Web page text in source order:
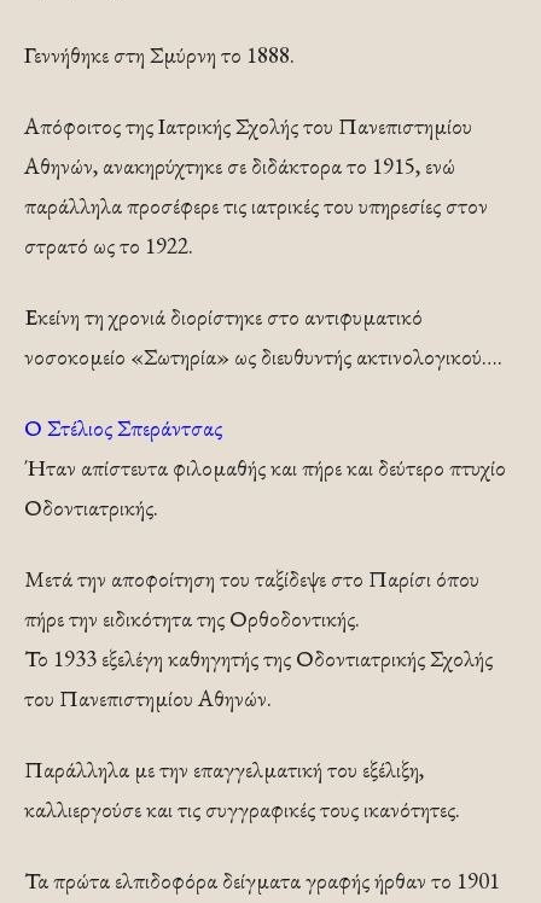
Γεννήθηκε στη Σμύρνη το 1888.
Απόφοιτος της Ιατρικής Σχολής του Πανεπιστημίου
Αθηνών, ανακηρύχτηκε σε διδάκτορα το 1915, ενώ
παράλληλα προσέφερε τις ιατρικές του υπηρεσίες στον
στρατό ως το 1922.
Εκείνη τη χρονιά διορίστηκε στο αντιφυματικό
νοσοκομείο «Σωτηρία» ως διευθυντής ακτινολογικού….
Ο Στέλιος Σπεράντσας
Ήταν απίστευτα φιλομαθής και πήρε και δεύτερο πτυχίο
Οδοντιατρικής.
Μετά την αποφοίτηση του ταξίδεψε στο Παρίσι όπου
πήρε την ειδικότητα της Ορθοδοντικής.
Το 1933 εξελέγη καθηγητής της Οδοντιατρικής Σχολής
του Πανεπιστημίου Αθηνών.
Παράλληλα με την επαγγελματική του εξέλιξη,
καλλιεργούσε και τις συγγραφικές τους ικανότητες.
Τα πρώτα ελπιδοφόρα δείγματα γραφής ήρθαν το 1901